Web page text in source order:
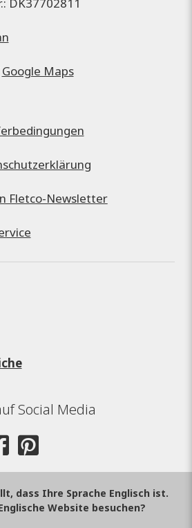
Google Maps
Fletco-Newsletter
Social Media
dass Ihre Sprache Englisch ist.
Website besuchen?